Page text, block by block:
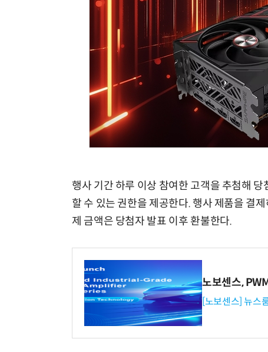
행사 기간 하루 이상 참여한 고객을 추첨해
할 수 있는 권한을 제공한다. 행사 제품을 결
제 금액은 당첨자 발표 이후 환불한다.
노보센스,
[노보센스] 뉴스